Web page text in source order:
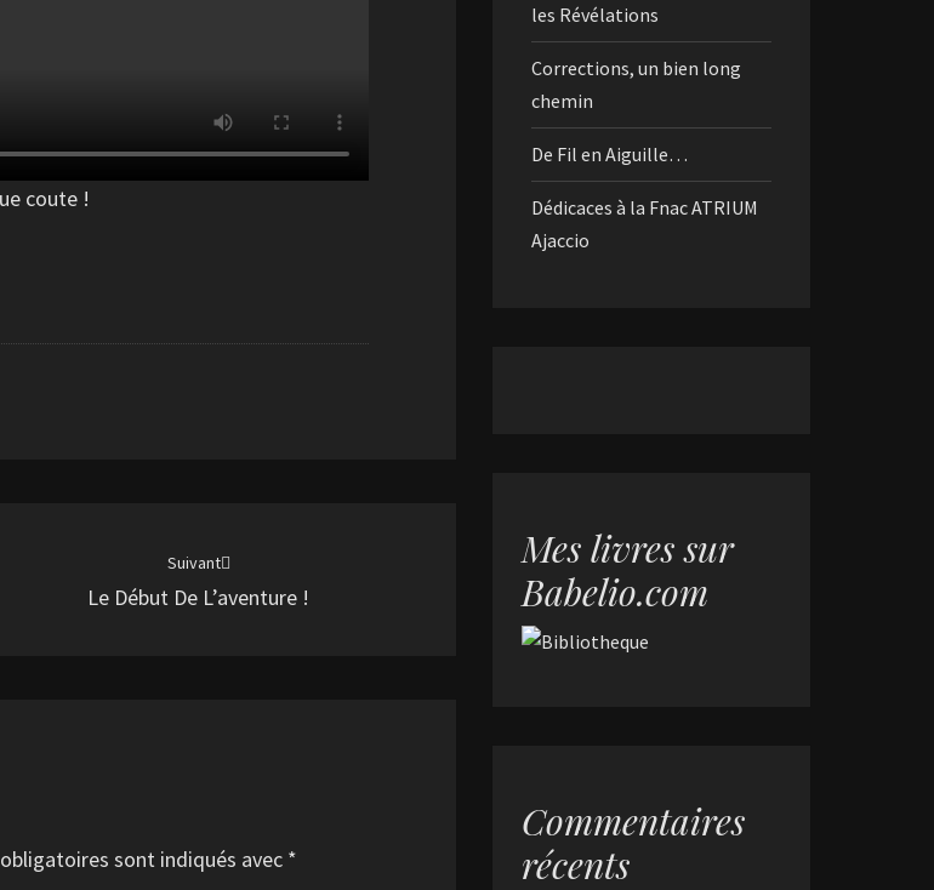
coute !
Suivant
Le Début De L’aventure !
sont indiqués avec *
les Révélations
Corrections, un bien long
chemin
De Fil en Aiguille…
Dédicaces à la Fnac ATRIUM
Ajaccio
Mes livres sur
Babelio.com
Commentaires
récents